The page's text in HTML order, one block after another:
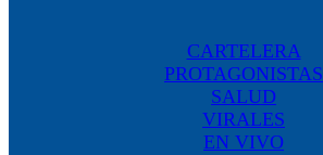
CARTELERA
PROTAGONISTAS
SALUD
VIRALES
EN VIVO